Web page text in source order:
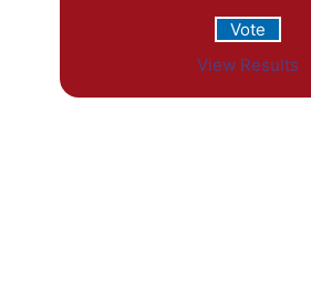
View Results